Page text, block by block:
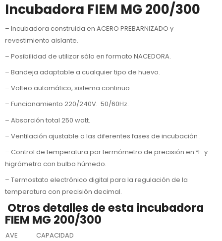
Incubadora FIEM MG 200/300
– Incubadora construida en ACERO PREBARNIZADO y
revestimiento aislante.
– Posibilidad de utilizar sólo en formato NACEDORA.
– Bandeja adaptable a cualquier tipo de huevo.
– Volteo automático, sistema continuo.
– Funcionamiento 220/240V. 50/60Hz.
– Absorción total 250 watt.
– Ventilación ajustable a las diferentes fases de incubación .
– Control de temperatura por termómetro de precisión en ºF. y
higrómetro con bulbo húmedo.
– Termostato electrónico digital para la regulación de la
temperatura con precisión decimal.
Otros detalles de esta incubadora
FIEM MG 200/300
AVE CAPACIDAD